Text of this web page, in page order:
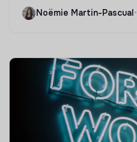
Noëmie Martin-Pascual •